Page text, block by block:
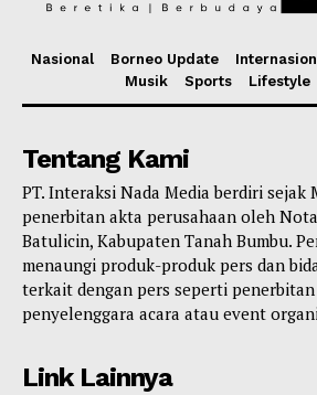
Nasional Borneo Update
Musik
Sports Lifestyle
Tentang Kami
PT. Interaksi Nada Media berdiri sejak
penerbitan akta perusahaan oleh
Batulicin, Kabupaten Tanah Bumbu.
menaungi produk-produk pers dan
terkait dengan pers seperti
penyelenggara acara atau event
Link Lainnya